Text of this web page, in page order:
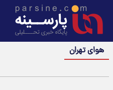
هوای تهران